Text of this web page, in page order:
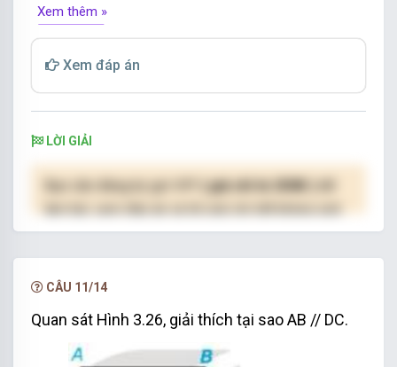
Xem thêm »
Xem đáp án
LỜI GIẢI
( giá chỉ từ 250K )
hạn.
CÂU 11/14
Quan sát Hình 3.26, giải thích tại sao AB // DC.